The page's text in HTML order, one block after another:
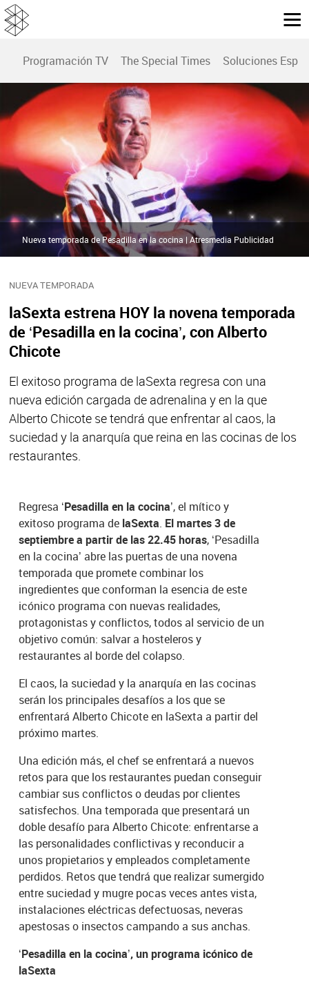
Programación TV The Special Times Soluciones
NUEVA TEMPORADA
laSexta estrena HOY la novena temporada
de ‘Pesadilla en la cocina’, con Alberto
Chicote
El exitoso programa de laSexta regresa con una
nueva edición cargada de adrenalina y en la que
Alberto Chicote se tendrá que enfrentar al caos, la
suciedad y la anarquía que reina en las cocinas de los
restaurantes.
Nueva temporada de Pesadilla en la cocina | Atresmedia Publicidad
Regresa ‘Pesadilla en la cocina’, el mítico y
exitoso programa de laSexta. El martes 3 de
septiembre a partir de las 22.45 horas, ‘Pesadilla
en la cocina’ abre las puertas de una novena
temporada que promete combinar los
ingredientes que conforman la esencia de este
icónico programa con nuevas realidades,
protagonistas y conflictos, todos al servicio de un
objetivo común: salvar a hosteleros y
restaurantes al borde del colapso.
El caos, la suciedad y la anarquía en las cocinas
serán los principales desafíos a los que se
enfrentará Alberto Chicote en laSexta a partir del
próximo martes.
Una edición más, el chef se enfrentará a nuevos
retos para que los restaurantes puedan conseguir
cambiar sus conflictos o deudas por clientes
satisfechos. Una temporada que presentará un
doble desafío para Alberto Chicote: enfrentarse a
las personalidades conflictivas y reconducir a
unos propietarios y empleados completamente
perdidos. Retos que tendrá que realizar sumergido
entre suciedad y mugre pocas veces antes vista,
instalaciones eléctricas defectuosas, neveras
apestosas o insectos campando a sus anchas.
‘Pesadilla en la cocina’, un programa icónico de
laSexta